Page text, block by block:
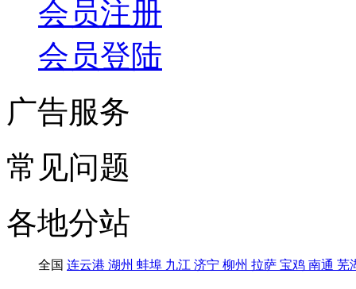
会员注册
会员登陆
广告服务
常见问题
各地分站
全国 连云港 湖州 蚌埠 九江 济宁 柳州 拉萨 宝鸡 南通 芜